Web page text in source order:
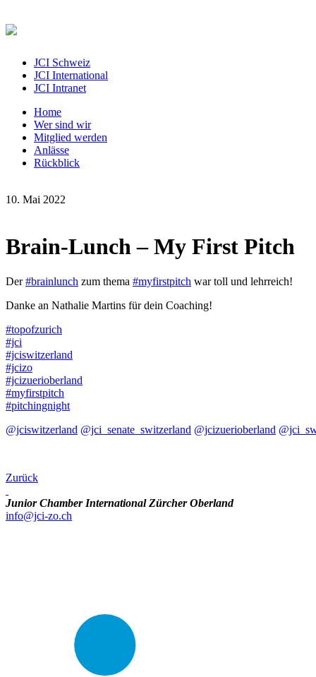
JCI Schweiz
JCI International
JCI Intranet
Home
Wer sind wir
Mitglied werden
Anlässe
Rückblick
10. Mai 2022
Brain-Lunch – My First Pitch
Der#brainlunch zum thema #myfirstpitch war toll und lehrreich!
Danke an Nathalie Martins für dein Coaching!
#topofzurich
#jci
#jciswitzerland
#jcizo
#jcizuerioberland
#myfirstpitch
#pitchingnight
@jciswitzerland @jci_senate_switzerland @jcizuerioberland
Zurück
Junior Chamber International Zürcher Oberland
info@jci-zo.ch